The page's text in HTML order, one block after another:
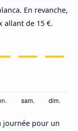
En revanche,
allant de 15 €.
journée pour un